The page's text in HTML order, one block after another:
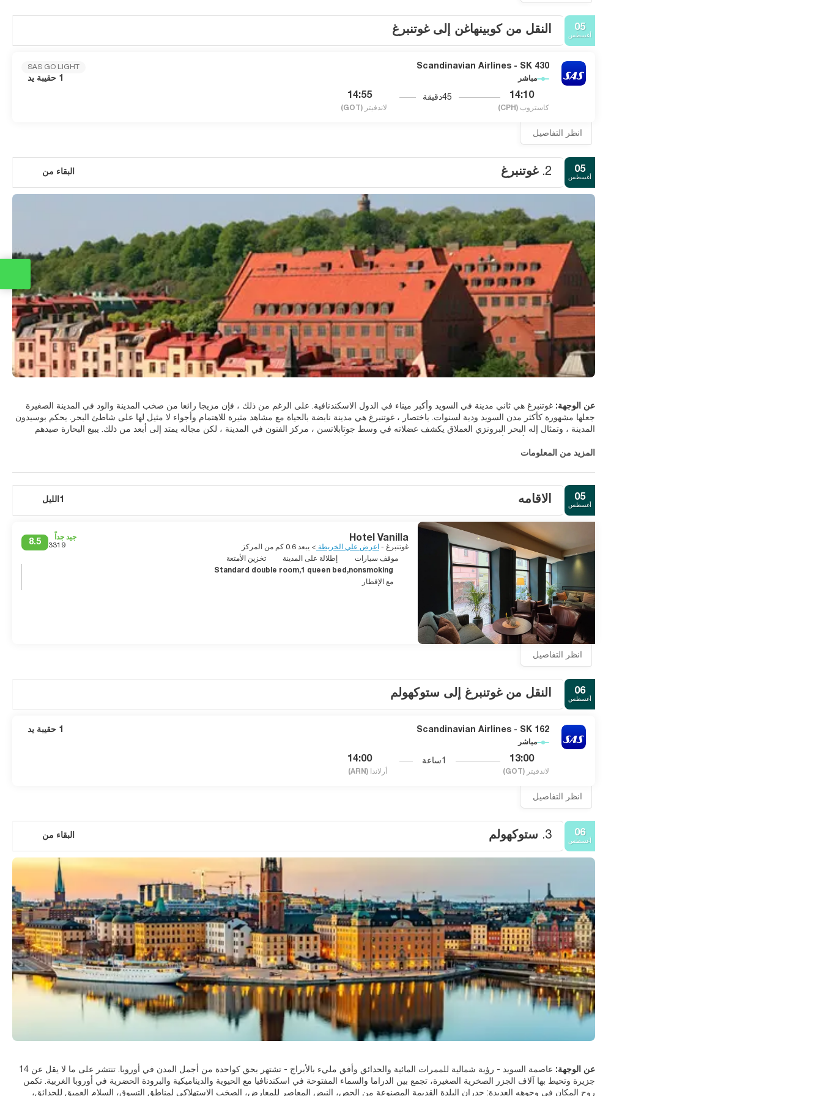
05
أغسطس النقل من كوبينهاغن إلى غوتنبرغ
Scandinavian Airlines - SK 430
مباشر
14:10
كاستروب (CPH)
45دقيقة 14:55
لاندفيتر (GOT)
SAS GO LIGHT
1 حقيبة يد
انظر التفاصيل
05
أغسطس 2. غوتنبرغ البقاء من
عن الوجهة: غوتنبرغ هي ثاني مدينة في السويد وأكبر ميناء في الدول الاسكندنافية. على الرغم من ذلك ، فإن مزيجا رائعا من صخب المدينة والود في المدينة الصغيرة
جعلها مشهورة كأكثر مدن السويد ودية لسنوات. باختصار ، غوتنبرغ هي مدينة نابضة بالحياة مع مشاهد مثيرة للاهتمام وأجواء لا مثيل لها على شاطئ البحر. يحكم بوسيدون
المدينة ، وتمثال إله البحر البرونزي العملاق يكشف عضلاته في وسط جوتابلاتسن ، مركز الفنون في المدينة ، لكن مجاله يمتد إلى أبعد من ذلك. يبيع البحارة صيدهم
الاسكندنافي. تم بناء كاتدرائية غوتنبرغ ، دومكيركان ، في عام 1815 على أنقاض كنيستين سابقتين احترقتا في عامي 1721 و 1802. يقع المبنى الكلاسيكي الجديد في
Vastra Hamngatan في وسط المدينة. غوتنبرغ ليست مدينة صناعية على الإطلاق ولكنها مركز لوجستي. لا توجد بيئات قاتمة أو مداخن طويلة على الإطلاق. بدلا من ذلك
لديك كمية كبيرة من المساحات الخضراء والأرخبيل والكثير من الرياضة والثقافة. إن صخب الحشود والمطاعم العالمية والمقاهي على طول أفيري الشهيرة والتكلفة
الغربية القريبة للسويد تجعل هذه المدينة مدينة طنينة.
المزيد من المعلومات
05
أغسطس الاقامه 1الليل
Hotel Vanilla
غوتنبرغ - اعرض علي الخريطة > يبعد 0.6 كم من المركز
8.5
جيد جداً
3319
موقف سيارات
إطلالة على المدينة
تخزين الأمتعة
Standard double room,1 queen bed,nonsmoking
مع الإفطار
انظر التفاصيل
06
أغسطس النقل من غوتنبرغ إلى ستوكهولم
Scandinavian Airlines - SK 162
مباشر
13:00
لاندفيتر (GOT)
1ساعة 14:00
أرلاندا (ARN)
1 حقيبة يد
انظر التفاصيل
06
أغسطس 3. ستوكهولم البقاء من
عن الوجهة:
عاصمة السويد - رؤية شمالية للممرات المائية والحدائق وأفق مليء بالأبراج - تشتهر بحق كواحدة من أجمل المدن في أوروبا. تنتشر على ما لا يقل عن 14
جزيرة وتحيط بها آلاف الجزر الصخرية الصغيرة، تجمع بين الدراما والسماء المفتوحة في اسكندنافيا مع الحيوية والديناميكية والبرودة الحضرية في أوروبا الغربية. تكمن
روح المكان في وجوهه العديدة: جدران البلدة القديمة المصنوعة من الجص، النبض المعاصر للمعارض، الصخب الاستهلاكي لمناطق التسوق، السلام العميق للحدائق،